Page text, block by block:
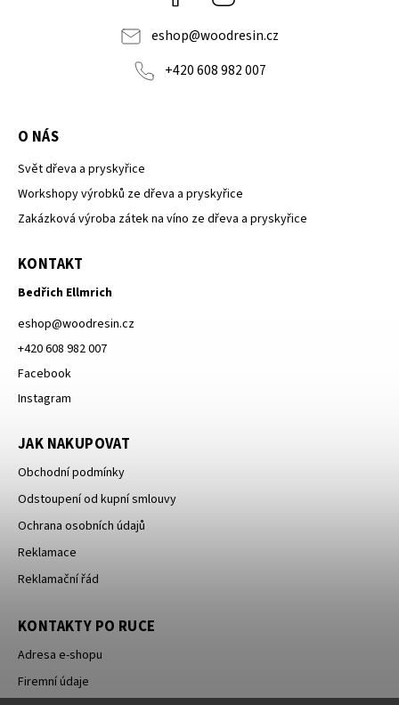
eshop@woodresin.cz
+420 608 982 007
O NÁS
Svět dřeva a pryskyřice
Workshopy výrobků ze dřeva a pryskyřice
Zakázková výroba zátek na víno ze dřeva a pryskyřice
KONTAKT
Bedřich Ellmrich
eshop@woodresin.cz
+420 608 982 007
Facebook
Instagram
JAK NAKUPOVAT
Obchodní podmínky
Odstoupení od kupní smlouvy
Ochrana osobních údajů
Reklamace
Reklamační řád
KONTAKTY PO RUCE
Adresa e-shopu
Firemní údaje